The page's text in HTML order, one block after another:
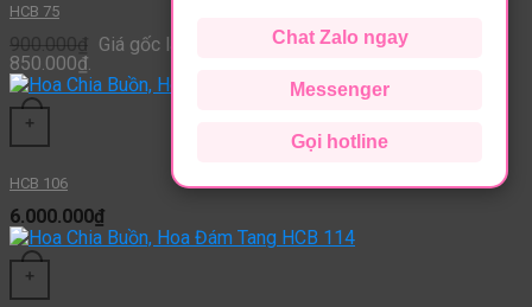
HCB 75
900.000₫ Giá gốc là: 900.000₫. 850.000₫Giá hiện tại là:
850.000₫.
+
HCB 106
6.000.000₫
+
Chat Zalo ngay
Messenger
Gọi hotline